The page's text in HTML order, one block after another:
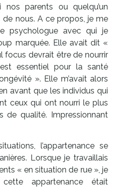
parents ou quelqu’un
de nous. A ce propos, je me
psychologue avec qui je
marquée. Elle avait dit «
focus devrait être de nourrir
essentiel pour la santé
». Elle m’avait alors
avant que les individus qui
ceux qui ont nourri le plus
de qualité. Impressionnant
l’appartenance se
Lorsque je travaillais
« en situation de rue », je
appartenance était